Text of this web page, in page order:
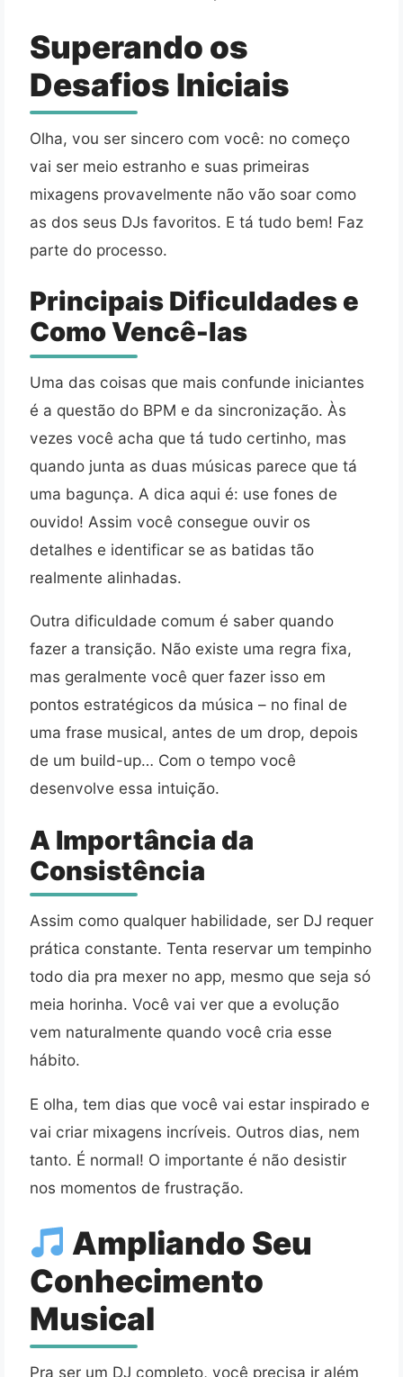
Superando os
Desafios Iniciais
Olha, vou ser sincero com você: no começo
vai ser meio estranho e suas primeiras
mixagens provavelmente não vão soar como
as dos seus DJs favoritos. E tá tudo bem! Faz
parte do processo.
Principais Dificuldades e
Como Vencê-las
Uma das coisas que mais confunde iniciantes
é a questão do BPM e da sincronização. Às
vezes você acha que tá tudo certinho, mas
quando junta as duas músicas parece que tá
uma bagunça. A dica aqui é: use fones de
ouvido! Assim você consegue ouvir os
detalhes e identificar se as batidas tão
realmente alinhadas.
Outra dificuldade comum é saber quando
fazer a transição. Não existe uma regra fixa,
mas geralmente você quer fazer isso em
pontos estratégicos da música – no final de
uma frase musical, antes de um drop, depois
de um build-up… Com o tempo você
desenvolve essa intuição.
A Importância da
Consistência
Assim como qualquer habilidade, ser DJ requer
prática constante. Tenta reservar um tempinho
todo dia pra mexer no app, mesmo que seja só
meia horinha. Você vai ver que a evolução
vem naturalmente quando você cria esse
hábito.
E olha, tem dias que você vai estar inspirado e
vai criar mixagens incríveis. Outros dias, nem
tanto. É normal! O importante é não desistir
nos momentos de frustração.
Ampliando Seu
Conhecimento
Musical
Pra ser um DJ completo, você precisa ir além